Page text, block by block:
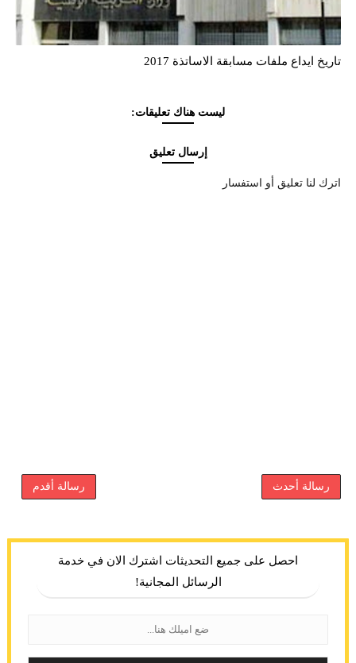
تاريخ ايداع ملفات مسابقة الاساتذة 2017
ليست هناك تعليقات:
إرسال تعليق
اترك لنا تعليق أو استفسار
رسالة أحدث رسالة أقدم
احصل على جميع التحديثات اشترك الان في خدمة
الرسائل المجانية!